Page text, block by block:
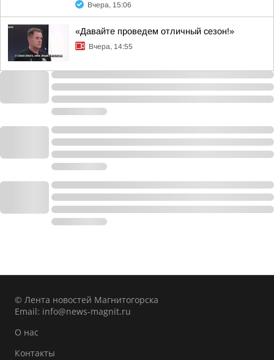
Вчера, 15:06
«Давайте проведем отличный сезон!»
Вчера, 14:55
© Лента новостей Магнитогорска
Email: info@news-magnit.ru
О нас
Контакты